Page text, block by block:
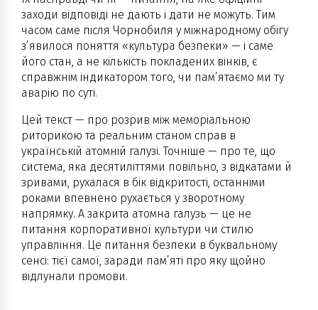
заходи відповіді не дають і дати не можуть. Тим
часом саме після Чорнобиля у міжнародному обігу
з’явилося поняття «культура безпеки» — і саме
його стан, а не кількість покладених вінків, є
справжнім індикатором того, чи пам’ятаємо ми ту
аварію по суті.
Цей текст — про розрив між меморіальною
риторикою та реальним станом справ в
українській атомній галузі. Точніше — про те, що
система, яка десятиліттями повільно, з відкатами й
зривами, рухалася в бік відкритості, останніми
роками впевнено рухається у зворотному
напрямку. А закрита атомна галузь — це не
питання корпоративної культури чи стилю
управління. Це питання безпеки в буквальному
сенсі: тієї самої, заради пам’яті про яку щойно
відлунали промови.